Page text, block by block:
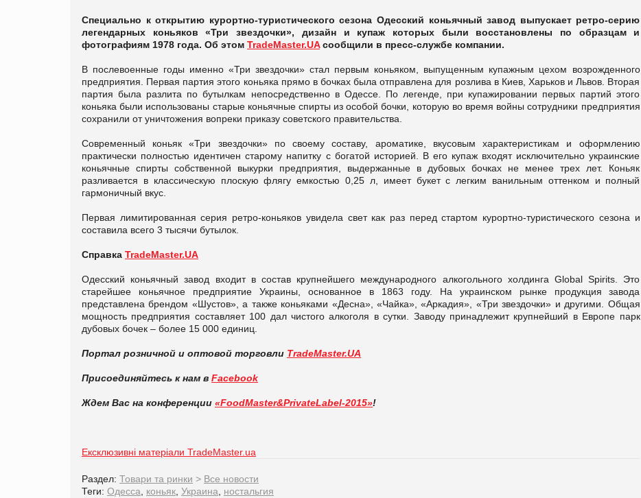
Специально к открытию курортно-туристического сезона Одесский коньячный завод выпускает ретро-серию
легендарных коньяков «Три звездочки», дизайн и купаж которых были восстановлены по образцам и
фотографиям 1978 года. Об этом TradeMaster.UAсообщили в пресс-службе компании.
В послевоенные годы именно «Три звездочки» стал первым коньяком, выпущенным купажным цехом возрожденного
предприятия. Первая партия этого коньяка прямо в бочках была отправлена для розлива в Киев, Харьков и Львов. Вторая
партия была разлита по бутылкам непосредственно в Одессе. По легенде, при купажировании первых партий этого
коньяка были использованы старые коньячные спирты из особой бочки, которую во время войны сотрудники предприятия
сохранили от уничтожения вопреки приказу советского правительства.
Современный коньяк «Три звездочки» по своему составу, ароматике, вкусовым характеристикам и оформлению
практически полностью идентичен старому напитку с богатой историей. В его купаж входят исключительно украинские
коньячные спирты собственной выкурки предприятия, выдержанные в дубовых бочках не менее трех лет. Коньяк
разливается в классическую плоскую флягу емкостью 0,25 л, имеет букет с легким ванильным оттенком и полный
гармоничный вкус.
Первая лимитированная серия ретро-коньяков увидела свет как раз перед стартом курортно-туристического сезона и
составила всего 3 тысячи бутылок.
Справка TradeMaster.UA
Одесский коньячный завод входит в состав крупнейшего международного алкогольного холдинга Global Spirits. Это
старейшее коньячное предприятие Украины, основанное в 1863 году. На украинском рынке продукция завода
представлена брендом «Шустов», а также коньяками «Десна», «Чайка», «Аркадия», «Три звездочки» и другими. Общая
мощность предприятия составляет 100 дал чистого алкоголя в сутки. Заводу принадлежит крупнейший в Европе парк
дубовых бочек – более 15 000 единиц.
Портал розничной и оптовой торговли TradeMaster.UA
Присоединяйтесь к нам в Facebook
Ждем Вас на конференции «FoodMaster&PrivateLabel-2015»!
Ексклюзивні матеріали TradeMaster.ua
Раздел: Товари та ринки > Все новости
Теги: Одесса коньяк Украина ностальгия